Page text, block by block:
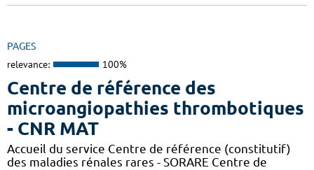
PAGES
relevance: 100%
Centre de référence des
microangiopathies thrombotiques
- CNR MAT
Accueil du service Centre de référence (constitutif)
des maladies rénales rares - SORARE Centre de